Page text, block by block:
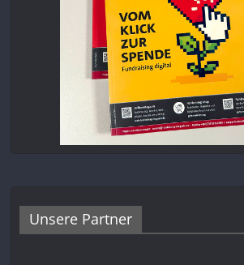
Unsere Partner